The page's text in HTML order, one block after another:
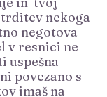
nekoga
negotova
v resnici ne
uspešna
povezano s
imaš na